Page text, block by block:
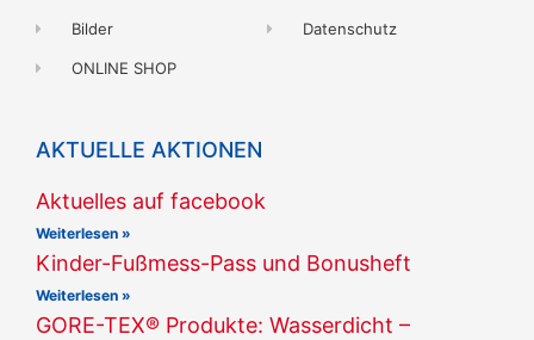
Bilder
ONLINE SHOP
Datenschutz
AKTUELLE AKTIONEN
Aktuelles auf facebook
Weiterlesen »
Kinder-Fußmess-Pass und Bonusheft
Weiterlesen »
GORE-TEX® Produkte: Wasserdicht –